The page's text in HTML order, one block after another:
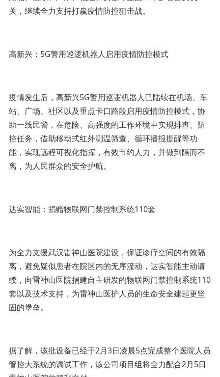
关，继续全力支持打赢疫情防控狙击战。
高新兴：5G警用巡逻机器人启用疫情防控模式
疫情发生后，高新兴5G警用巡逻机器人已陆续在机场、车
站、广场、社区以及重点卡口路段启用疫情防控模式，协
助一线民警，在危险、高强度的工作环境中实现排查、防
控任务，借助移动式红外测温筛查、循环播报提醒等功
能，实现远程可视化指挥，有效节约人力，并做到隔而不
离，为人民群众的安全护航。
达实智能：捐赠物联网门禁控制系统110套
为全力支援武汉雷神山医院建设，保证诊疗空间的有效隔
离，避免疑似患者在院区内的无序流动，达实智能主动请
缨，向雷神山医院捐建自主研发的物联网门禁控制系统110
套以及技术支持，为雷神山医护人员的生命安全建起更坚
固的堡垒。
据了解，该批设备已经于2月3日凌晨5点完成整个医院人员
管控大系统的调试工作，该公司项目组将全力配合2月5日